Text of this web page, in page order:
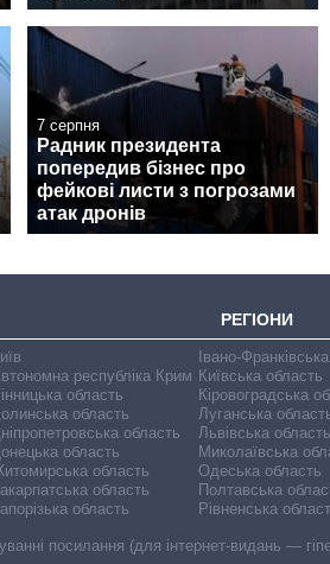
7 серпня
Радник президента
попередив бізнес про
фейкові листи з погрозами
атак дронів
РЕГІОНИ
республіка Крим
область
область
область
область
область
область
область
Івано-
Київська область
Кіровоградська
Луганська
Львівська область
Миколаївська
Одеська область
Полтавська
Рівненська
посилання (для інтернет-видань —